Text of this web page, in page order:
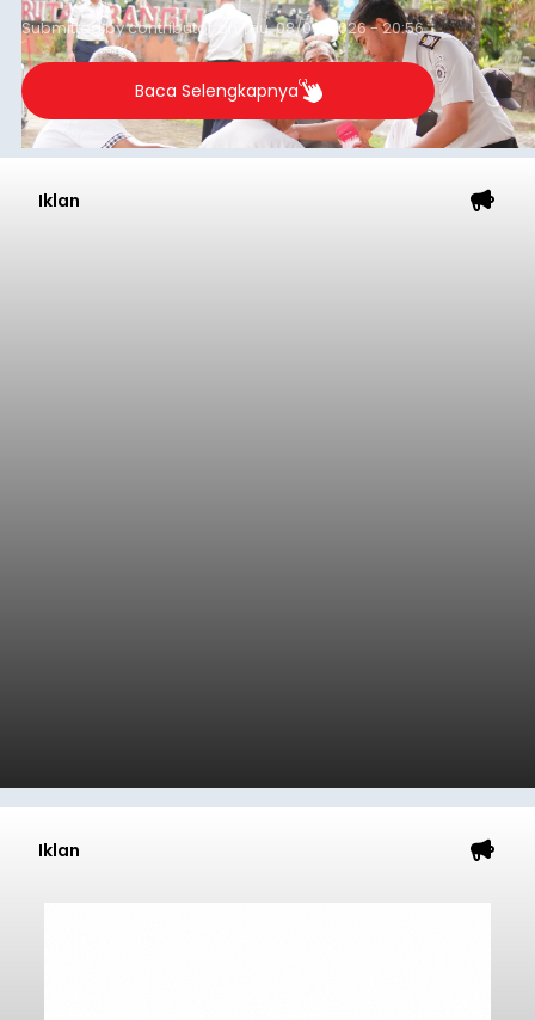
Submitted bycontributor Thu, 08/06/2026 - 20:56
Baca Selengkapnya
Iklan
Iklan